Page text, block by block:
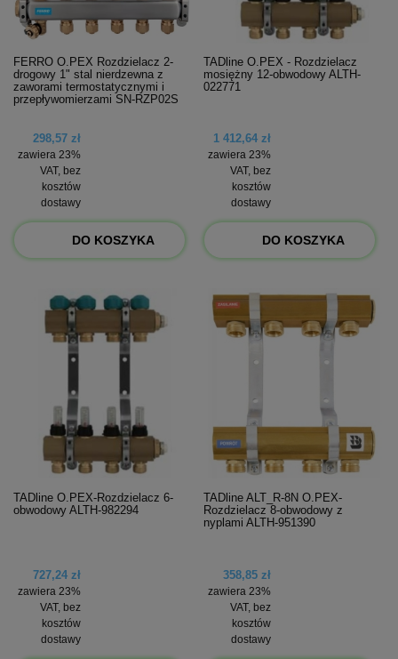
FERRO O.PEX Rozdzielacz 2-
drogowy 1" stal nierdzewna z
zaworami termostatycznymi i
przepływomierzami SN-RZP02S
298,57 zł
zawiera 23%
VAT, bez
kosztów
dostawy
DO KOSZYKA
TADline O.PEX - Rozdzielacz
mosiężny 12-obwodowy ALTH-
022771
1 412,64 zł
zawiera 23%
VAT, bez
kosztów
dostawy
DO KOSZYKA
TADline O.PEX-Rozdzielacz 6-
obwodowy ALTH-982294
727,24 zł
zawiera 23%
VAT, bez
kosztów
dostawy
TADline ALT_R-8N O.PEX-
Rozdzielacz 8-obwodowy z
nyplami ALTH-951390
358,85 zł
zawiera 23%
VAT, bez
kosztów
dostawy